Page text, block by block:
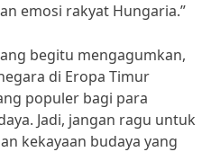
emosi rakyat Hungaria.”
begitu mengagumkan,
di Eropa Timur
populer bagi para
Jadi, jangan ragu untuk
kekayaan budaya yang